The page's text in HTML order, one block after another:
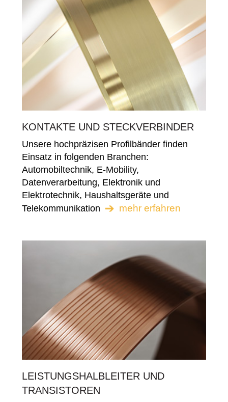
KONTAKTE UND STECKVERBINDER
Unsere hochpräzisen Profilbänder finden
Einsatz in folgenden Branchen:
Automobiltechnik, E-Mobility,
Datenverarbeitung, Elektronik und
Elektrotechnik, Haushaltsgeräte und
Telekommunikation
mehr erfahren
LEISTUNGSHALBLEITER UND
TRANSISTOREN